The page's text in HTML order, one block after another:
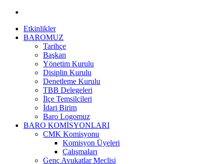
Etkinlikler
BAROMUZ
Tarihçe
Başkan
Yönetim Kurulu
Disiplin Kurulu
Denetleme Kurulu
TBB Delegeleri
İlçe Temsilcileri
İdari Birim
Baro Logomuz
BARO KOMİSYONLARI
CMK Komisyonu
Komisyon Üyeleri
Çalışmaları
Genç Avukatlar Meclisi